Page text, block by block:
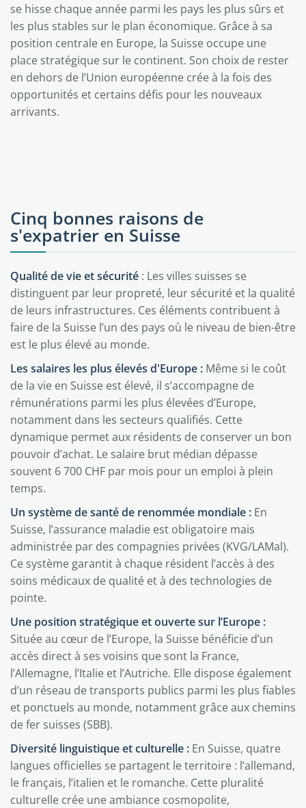
se hisse chaque année parmi les pays les plus sûrs et
les plus stables sur le plan économique. Grâce à sa
position centrale en Europe, la Suisse occupe une
place stratégique sur le continent. Son choix de rester
en dehors de l’Union européenne crée à la fois des
opportunités et certains défis pour les nouveaux
arrivants.
Cinq bonnes raisons de
s'expatrier en Suisse
Qualité de vie et sécurité : Les villes suisses se
distinguent par leur propreté, leur sécurité et la qualité
de leurs infrastructures. Ces éléments contribuent à
faire de la Suisse l’un des pays où le niveau de bien-être
est le plus élevé au monde.
Les salaires les plus élevés d'Europe : Même si le coût
de la vie en Suisse est élevé, il s’accompagne de
rémunérations parmi les plus élevées d’Europe,
notamment dans les secteurs qualifiés. Cette
dynamique permet aux résidents de conserver un bon
pouvoir d’achat. Le salaire brut médian dépasse
souvent 6 700 CHF par mois pour un emploi à plein
temps.
Un système de santé de renommée mondiale : En
Suisse, l’assurance maladie est obligatoire mais
administrée par des compagnies privées (KVG/LAMal).
Ce système garantit à chaque résident l’accès à des
soins médicaux de qualité et à des technologies de
pointe.
Une position stratégique et ouverte sur l’Europe :
Située au cœur de l’Europe, la Suisse bénéficie d’un
accès direct à ses voisins que sont la France,
l’Allemagne, l’Italie et l’Autriche. Elle dispose également
d’un réseau de transports publics parmi les plus fiables
et ponctuels au monde, notamment grâce aux chemins
de fer suisses (SBB).
Diversité linguistique et culturelle : En Suisse, quatre
langues officielles se partagent le territoire : l’allemand,
le français, l’italien et le romanche. Cette pluralité
culturelle crée une ambiance cosmopolite,